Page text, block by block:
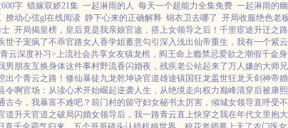
字 错嫁双娇21集 一起淋雨的人 每天一个超能力全集免费 一起淋雨的
撩动心弦gl在线阅读 静下心来的正确解释 锦衣卫去哪了 开局收服绝色老
开局揭皇榜，皇后竟是我亲娘官途，搭上女领导之后！ 千里宦途升迁之路
世子宠疯了不乖官路女人香学姐蓄意勾引 深入浅出仙帝重生，我有一个紫
云深度补习>上流社会共享女友镇龙棺，阎王命上瘾禁忌爱欲之潮假千金
男朋友互换身体这件事村野流香闪婚夜，残疾老公站起来了万人嫌的大师
出个青云之路！ 修仙暴徒九龙乾坤诀官道雄途镇国狂龙盖世狂龙天剑神帝
令啊官场：从读心术开始崛起逆袭人生，从绝境走向权力巅峰清穿后被康
古今，我暴富不难吧？ 前门村的留守妇女秘书太厉害，倾城女领导直呼受
道升天官道之破局闪婚女领导后，我一路青云直上快穿之我在年代文里抱